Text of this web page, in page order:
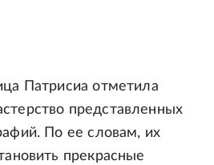
Патрисиа отметила
представленных
По ее словам, их
прекрасные